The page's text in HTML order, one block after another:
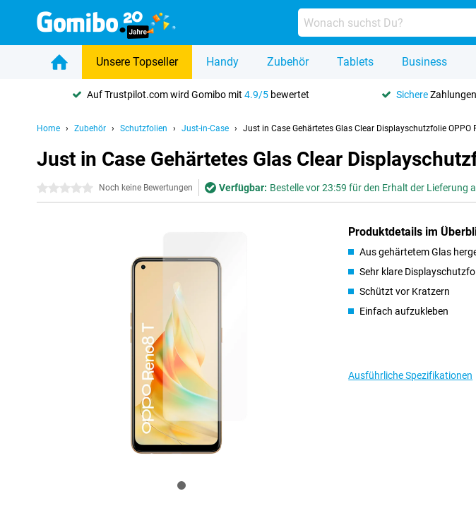
Unsere Topseller Handy Zubehör Tablets Business
Auf Trustpilot.com wird Gomibo mit4.9/5 bewertet SichereZahlungen
Home Zubehör Schutzfolien Just-in-Case Just in Case Gehärtetes Glas Clear Displayschutzfolie OPPO
Just in Case Gehärtetes Glas Clear
0 Sterne Noch keine Bewertungen Verfügbar: Bestelle vor 23:59 für den Erhalt der Lieferung
Produktdetails im
Aus gehärtetem Glas
Sehr klare
Schützt vor Kratzern
Einfach aufzukleben
Ausführliche Spezifikationen